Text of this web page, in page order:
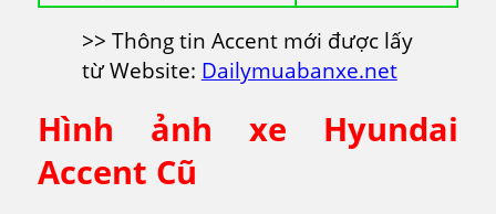
>> Thông tin Accent mới được lấy
từ Website: Dailymuabanxe.net
Hình ảnh xe Hyundai
Accent Cũ